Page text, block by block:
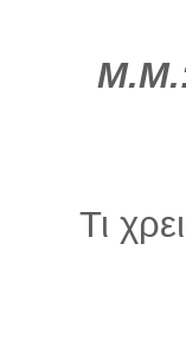
Μ.Μ.
Τι